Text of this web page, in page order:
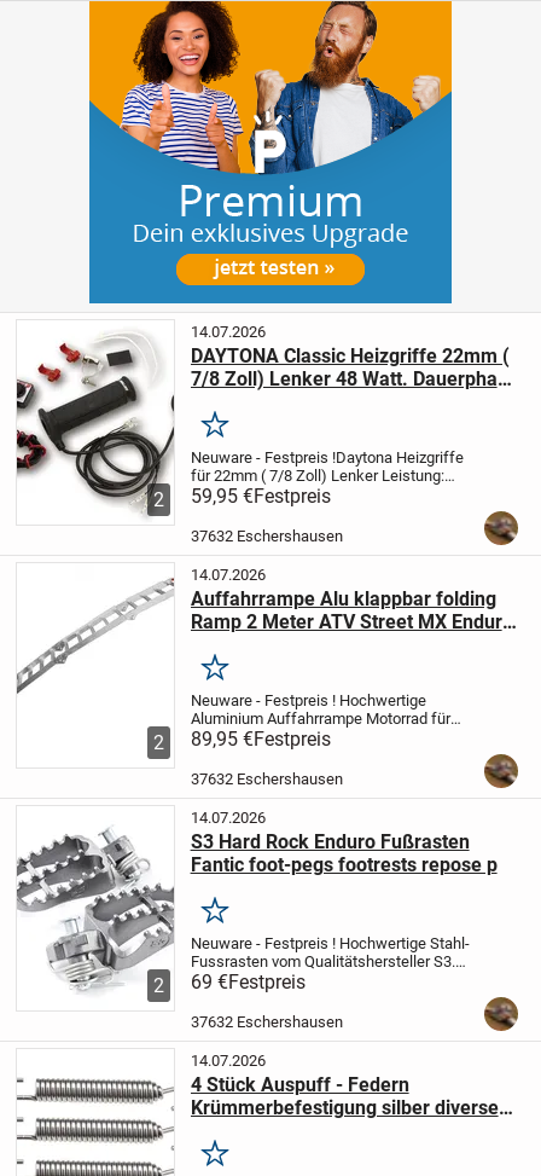
2
14.07.2026
DAYTONA Classic Heizgriffe 22mm (
7/8 Zoll) Lenker 48 Watt. Dauerphase
Merken
Neuware - Festpreis !Daytona Heizgriffe
für 22mm ( 7/8 Zoll) Lenker Leistung:
Startphase ca. 48 Watt. Dauerphase 15
Schalter hat 3 Positionen:
On 1 Paar in schwarz incl....
59,95 €Festpreis
37632 Eschershausen
2
14.07.2026
Auffahrrampe Alu klappbar folding
Ramp 2 Meter ATV Street MX Enduro
Merken
Neuware - Festpreis ! Hochwertige
Aluminium Auffahrrampe Motorrad für
Rennbus, Transporter, Anhänger,
2-fach klappbare Aluminium-
Rampe. Sehr leicht zu handhaben, robust,
89,95 €Festpreis
37632 Eschershausen
2
14.07.2026
S3 Hard Rock Enduro Fußrasten
Fantic foot-pegs footrests repose p
Merken
Neuware - Festpreis !Hochwertige Stahl-
Fussrasten vom Qualitätshersteller S3.
Moto-Cross + Enduro
ersetzen ideal die original Fussraster an
Ihrem Motorrad.Länge Standfläche: 85
69 €Festpreis
37632 Eschershausen
14.07.2026
4 Stück Auspuff - Federn
Krümmerbefestigung silber diverse
Merken